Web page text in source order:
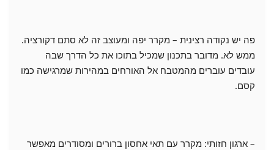
פה יש נקודה רצינית – מקרר יפה ומעוצב זה לא סתם דקורציה.
ממש לא. מדובר בתכנון שמכיל בתוכו את כל הדרך שבה
עובדים עוברים מהמטבח אל האורחים במהירות שמרגישה כמו
קסם.
– ארגון חזותי: מקרר עם תאי אחסון ברורים ומסודרים מאפשר